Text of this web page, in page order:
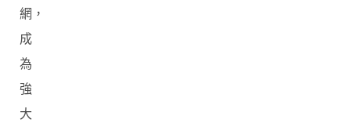
網，
成
為
強
大